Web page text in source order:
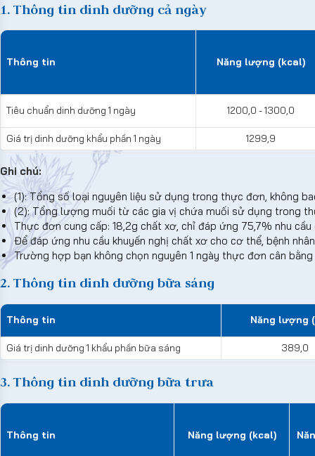
1. Thông tin dinh dưỡng cả ngày
Thông tin Năng lượng (kcal)
Tiêu chuẩn dinh dưỡng 1 ngày 1200,0 - 1300,0
Giá trị dinh dưỡng khẩu phần 1 ngày 1299,9
Ghi chú:
(1): Tổng số loại nguyên liệu sử dụng trong thực đơn, không
(2): Tổng lượng muối từ các gia vị chứa muối sử dụng trong
Thực đơn cung cấp: 18,2g chất xơ, chỉ đáp ứng 75,7% nhu
Để đáp ứng nhu cầu khuyến nghị chất xơ cho cơ thể, bệnh
Trường hợp bạn không chọn nguyên 1 ngày thực đơn cân
2. Thông tin dinh dưỡng bữa sáng
Thông tin Năng lượng
Giá trị dinh dưỡng 1 khẩu phần bữa sáng 389,0
3. Thông tin dinh dưỡng bữa trưa
Thông tin Năng lượng (kcal)